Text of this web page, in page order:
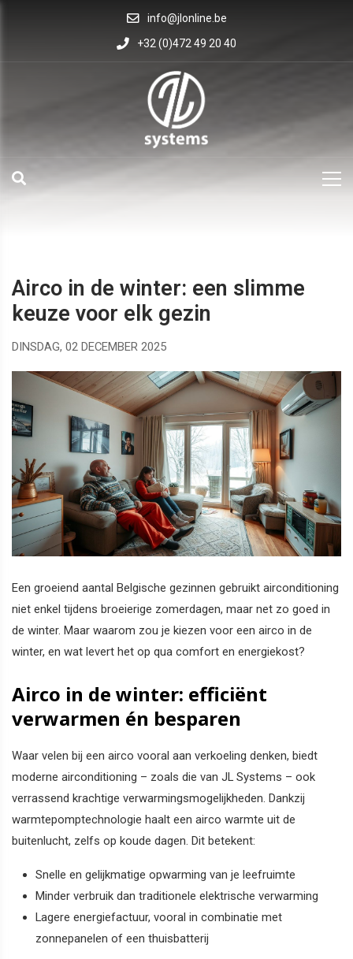
info@jlonline.be
+32 (0)472 49 20 40
Airco in de winter: een slimme
keuze voor elk gezin
DINSDAG, 02 DECEMBER 2025
Een groeiend aantal Belgische gezinnen gebruikt airconditioning
niet enkel tijdens broeierige zomerdagen, maar net zo goed in
de winter. Maar waarom zou je kiezen voor een airco in de
winter, en wat levert het op qua comfort en energiekost?
Airco in de winter: efficiënt
verwarmen én besparen
Waar velen bij een airco vooral aan verkoeling denken, biedt
moderne airconditioning – zoals die van JL Systems – ook
verrassend krachtige verwarmingsmogelijkheden. Dankzij
warmtepomptechnologie haalt een airco warmte uit de
buitenlucht, zelfs op koude dagen. Dit betekent:
Snelle en gelijkmatige opwarming van je leefruimte
Minder verbruik dan traditionele elektrische verwarming
Lagere energiefactuur, vooral in combinatie met
zonnepanelen of een thuisbatterij